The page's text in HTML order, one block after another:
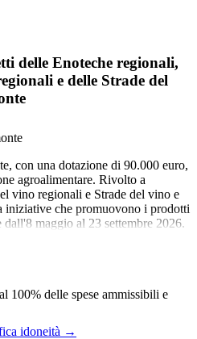
delle Enoteche regionali,
e delle Strade del
con una dotazione di 90.000 euro,
agroalimentare. Rivolto a
vino regionali e Strade del vino e
iniziative che promuovono i prodotti
maggio al 23 settembre 2026.
100% delle spese ammissibili e
idoneità →